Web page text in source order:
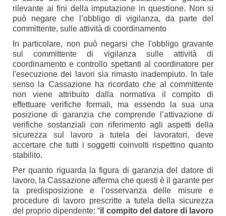
rilevante ai fini della imputazione in questione. Non si
può negare che l’obbligo di vigilanza, da parte del
committente, sulle attività di coordinamento
In particolare, non può negarsi che l'obbligo gravante
sul committente di vigilanza sulle attività di
coordinamento e controllo spettanti al coordinatore per
l'esecuzione dei lavori sia rimasto inadempiuto. In tale
senso la Cassazione ha ricordato che al committente
non viene attribuito dalla normativa il compito di
effettuare verifiche formali, ma essendo la sua una
posizione di garanzia che comprende l’attivazione di
verifiche sostanziali con riferimento agli aspetti della
sicurezza sul lavoro a tutela dei lavoratori, deve
accertare che tutti i soggetti coinvolti rispettino quanto
stabilito.
Per quanto riguarda la figura di garanzia del datore di
lavoro, la Cassazione afferma che questi è il garante per
la predisposizione e l’osservanza delle misure e
procedure di lavoro prescritte a tutela della sicurezza
del proprio dipendente: “il compito del datore di lavoro